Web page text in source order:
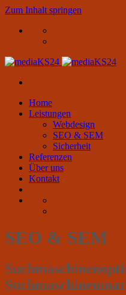
Zum Inhalt springen
Home
Leistungen
Webdesign
SEO & SEM
Sicherheit
Referenzen
Über uns
Kontakt
SEO & SEM